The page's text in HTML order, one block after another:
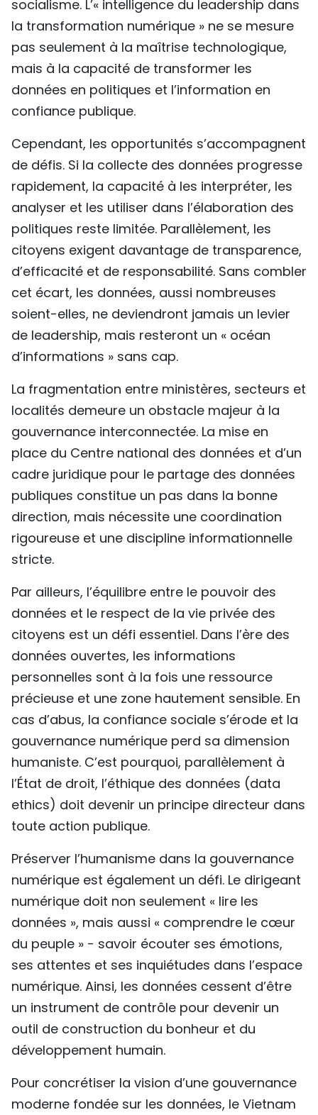
socialisme. L’« intelligence du leadership dans
la transformation numérique » ne se mesure
pas seulement à la maîtrise technologique,
mais à la capacité de transformer les
données en politiques et l’information en
confiance publique.
Cependant, les opportunités s’accompagnent
de défis. Si la collecte des données progresse
rapidement, la capacité à les interpréter, les
analyser et les utiliser dans l’élaboration des
politiques reste limitée. Parallèlement, les
citoyens exigent davantage de transparence,
d’efficacité et de responsabilité. Sans combler
cet écart, les données, aussi nombreuses
soient-elles, ne deviendront jamais un levier
de leadership, mais resteront un « océan
d’informations » sans cap.
La fragmentation entre ministères, secteurs et
localités demeure un obstacle majeur à la
gouvernance interconnectée. La mise en
place du Centre national des données et d’un
cadre juridique pour le partage des données
publiques constitue un pas dans la bonne
direction, mais nécessite une coordination
rigoureuse et une discipline informationnelle
stricte.
Par ailleurs, l’équilibre entre le pouvoir des
données et le respect de la vie privée des
citoyens est un défi essentiel. Dans l’ère des
données ouvertes, les informations
personnelles sont à la fois une ressource
précieuse et une zone hautement sensible. En
cas d’abus, la confiance sociale s’érode et la
gouvernance numérique perd sa dimension
humaniste. C’est pourquoi, parallèlement à
l’État de droit, l’éthique des données (data
ethics) doit devenir un principe directeur dans
toute action publique.
Préserver l’humanisme dans la gouvernance
numérique est également un défi. Le dirigeant
numérique doit non seulement « lire les
données », mais aussi « comprendre le cœur
du peuple » - savoir écouter ses émotions,
ses attentes et ses inquiétudes dans l’espace
numérique. Ainsi, les données cessent d’être
un instrument de contrôle pour devenir un
outil de construction du bonheur et du
développement humain.
Pour concrétiser la vision d’une gouvernance
moderne fondée sur les données, le Vietnam